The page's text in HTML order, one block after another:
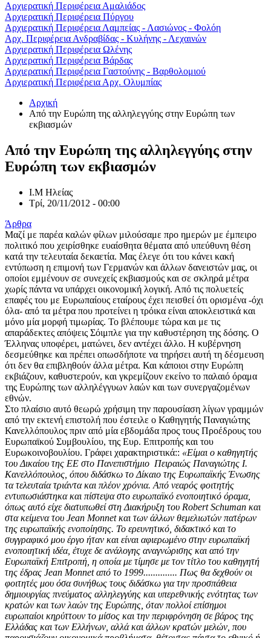
Αρχιερατική Περιφέρεια Αμαλιάδος
Αρχιερατική Περιφέρεια Πύργου
Αρχιερατική Περιφέρεια Λαμπείας - Λασιώνος - Φολόη
Αρχ. Περιφέρεια Ανδραβίδας - Κυλήνης - Λεχαινών
Αρχιερατική Περιφέρεια Ωλένης
Αρχιερατική Περιφέρεια Βάρδας
Αρχιερατική Περιφέρεια Γαστούνης - Βαρθολομιού
Αρχιερατική Περιφέρεια Αρχ. Ολυμπίας
Αρχική
Από την Ευρώπη της αλληλεγγύης στην Ευρώπη των
εκβιασμών
Από την Ευρώπη της αλληλεγγύης στην
Ευρώπη των εκβιασμών
Ι.Μ Ηλείας
Τρί, 20/11/2012 - 00:00
Άρθρα
Μαζί με παρέα καλών φίλων μιλούσαμε προ ημερών με έμπειρο
πολιτικό που χειρίσθηκε ευαίσθητα θέματα από υπεύθυνη θέση
κατά την τελευταία δεκαετία. Μας έλεγε ότι του κάνει κακή
εντύπωση η επιμονή των Γερμανών και άλλων δανειστών μας, οι
οποίοι εμμένουν σε συνεχείς εκβιασμούς και σε σκληρά μέτρα
χωρίς πάντα να υπάρχει οικονομική λογική. Από τις πολυετείς
επαφές του με Ευρωπαίους εταίρους έχει πεισθεί ότι ορισμένα -όχι
όλα- από τα μέτρα που προτείνει η τρόικα είναι αποκλειστικά και
μόνο μία μορφή τιμωρίας. Το βλέπουμε τώρα και με τις
απαράδεκτες απόψεις Σόιμπλε για την καθυστέρηση της δόσης. Ο
Έλληνας υποφέρει, ματώνει, δεν αντέχει άλλο. Η κυβέρνηση
δεσμεύθηκε και πρέπει οπωσδήποτε να τηρήσει αυτή τη δέσμευση
ότι δεν θα επιβληθούν άλλα μέτρα. Και κάποιοι στην Ευρώπη
εκβιάζουν, καθυστερούν, και γκρεμίζουν εκείνο το παλαιό όραμα
της Ευρώπης των αλληλέγγυων λαών και των συνεργαζομένων
εθνών.
Στο πλαίσιο αυτό θεωρώ χρήσιμη την παρουσίαση λίγων γραμμών
από την εκτενή επιστολή που έστειλε ο Καθηγητής Παναγιώτης
Κανελλόπουλος πριν από μία εβδομάδα προς τους Προέδρους του
Ευρωπαϊκού Συμβουλίου, της Ευρ. Επιτροπής και του
Ευρωκοινοβουλίου. Γράφει χαρακτηριστικά:: «Είμαι ο καθηγητής
του Δικαίου της ΕΕ στο Πανεπιστήμιο Πειραιώς Παναγιώτης Ι.
Κανελλόπουλος, όπου διδάσκω το Δίκαιο της Ευρωπαϊκής Ένωσης
τα τελευταία τριάντα και πλέον χρόνια. Από νεαρός φοιτητής
εντυπωσιάστηκα και πίστεψα στο ευρωπαϊκό ενοποιητικό όραμα,
όπως αυτό είχε διατυπωθεί στη Διακήρυξη του Robert Schuman και
στα κείμενα του Jean Monnet και των άλλων θεμελιωτών πατέρων
της ευρωπαϊκής ενοποίησης. Το ερευνητικό, διδακτικό και το
συγγραφικό μου έργο ήταν και είναι αφιερωμένο στην ευρωπαϊκή
ενοποιητική ιδέα, έτυχε δε ανάλογης αναγνώρισης και από την
Ευρωπαϊκή Επιτροπή, η οποία με τίμησε με τον τίτλο του καθηγητή
της έδρας Jean Monnet από το 1999.............. Πως θα δεχθούν οι
φοιτητές μου όσα συνήθως τους διδάσκω για την προσπάθεια
δημιουργίας πνεύματος αλληλεγγύης και υπερεθνικής ενότητας των
κρατών και των λαών της Ευρώπης, όταν πολλοί επίσημοι
ευρωπαίοι κηρύττουν το μίσος και την περιφρόνηση σε βάρος της
Ελλάδας και των Ελλήνων, αλλά και άλλων κρατών μελών, που